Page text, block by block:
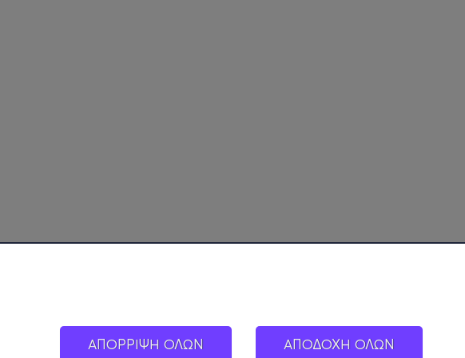
ΑΠΟΡΡΙΨΗ ΟΛΩΝ ΑΠΟΔΟΧΗ ΟΛΩΝ